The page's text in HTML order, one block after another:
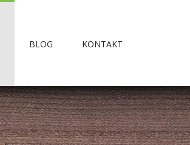
BLOG KONTAKT